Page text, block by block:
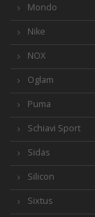
Mondo
Nike
NOX
Oglam
Puma
Schiavi Sport
Sidas
Silicon
Sixtus